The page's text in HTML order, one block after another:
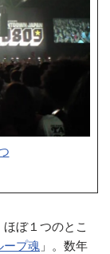
ぼ１つのとこ
ープ魂 」。数年